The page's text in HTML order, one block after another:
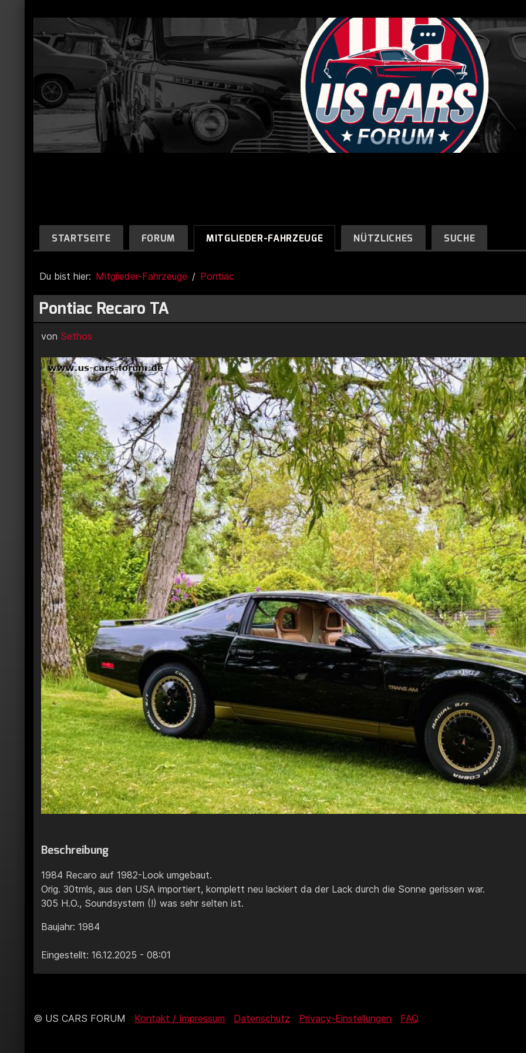
STARTSEITE FORUM MITGLIEDER-FAHRZEUGE NÜTZLICHES SUCHE
Du bist hier: Mitglieder-Fahrzeuge Pontiac
Pontiac Recaro TA
von Sethos
Beschreibung
1984 Recaro auf 1982-Look umgebaut.
Orig. 30tmls, aus den USA importiert, komplett neu lackiert da der Lack durch die Sonne gerissen war.
305 H.O., Soundsystem (!) was sehr selten ist.
Baujahr: 1984
Eingestellt: 16.12.2025 - 08:01
© US CARS FORUM Kontakt / Impressum Datenschutz Privacy-Einstellungen FAQ